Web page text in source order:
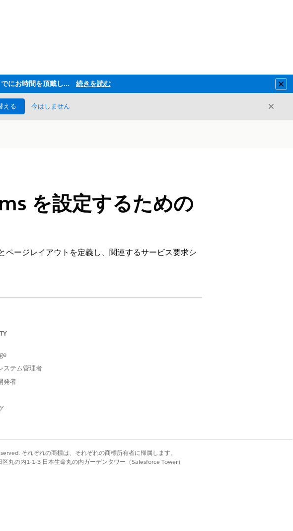
ただいま大変多くのお問い合わせをいただいており、ご連絡までにお時間を頂戴しております 続きを読む
える 今はしません 閉じる
を設定するための
ージレイアウトを定義し、関連するサービス要求シ
ースオブジェクトにページレイアウトを割り当てて、従業員が
IT サービスの
ステム管理者
発者
それぞれの商標は、それぞれの商標所有者に帰属します。
丸の内1-1-3 日本生命丸の内ガーデンタワー（Salesforce Tower）